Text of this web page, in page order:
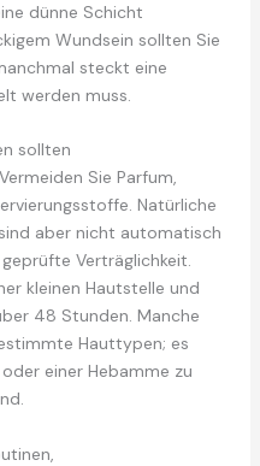
dünne Schicht
Wundsein sollten Sie
steckt eine
werden muss.
sollten
Sie Parfum,
Natürliche
aber nicht automatisch
Verträglichkeit.
kleinen Hautstelle und
48 Stunden. Manche
Hauttypen; es
einer Hebamme zu